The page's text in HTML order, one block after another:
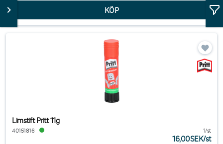
Limstift Pritt 11g
40151816 1/st
16,00SEK/st